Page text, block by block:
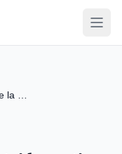
la …